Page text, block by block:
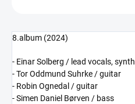
8.album (2024)
- Einar Solberg / lead vocals, synth
- Tor Oddmund Suhrke / guitar
- Robin Ognedal / guitar
- Simen Daniel Børven / bass